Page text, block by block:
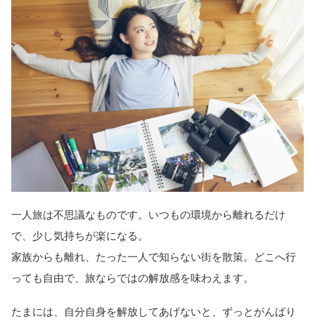
一人旅は不思議なものです。いつもの環境から離れるだけ
で、少し気持ちが楽になる。
家族からも離れ、たった一人で知らない街を散策。どこへ行
っても自由で、旅ならではの解放感を味わえます。
たまには、自分自身を解放してあげないと、ずっとがんばり